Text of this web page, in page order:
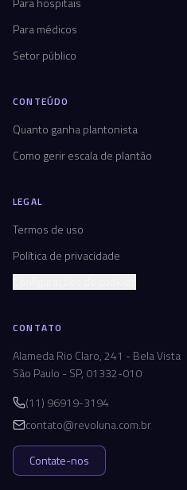
Para médicos
Setor público
CONTEÚDO
Quanto ganha plantonista
Como gerir escala de plantão
LEGAL
Termos de uso
Política de privacidade
CONTATO
Alameda Rio Claro, 241 - Bela Vista
São Paulo - SP, 01332-010
(11) 96919-3194
contato@revoluna.com.br
Contate-nos